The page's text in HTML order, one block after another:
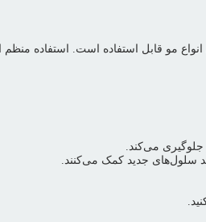
مو قابل استفاده است. استفاده منظم
می‌کند.